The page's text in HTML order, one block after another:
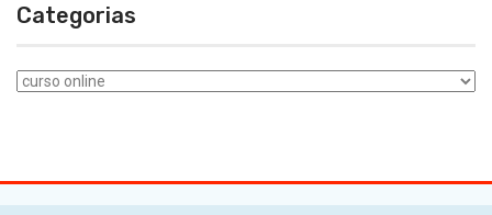
Categorias
Categorias